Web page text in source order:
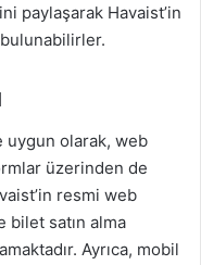
paylaşarak Havaist’in
uygun olarak, web
üzerinden de
resmi web
bilet satın alma
Ayrıca, mobil